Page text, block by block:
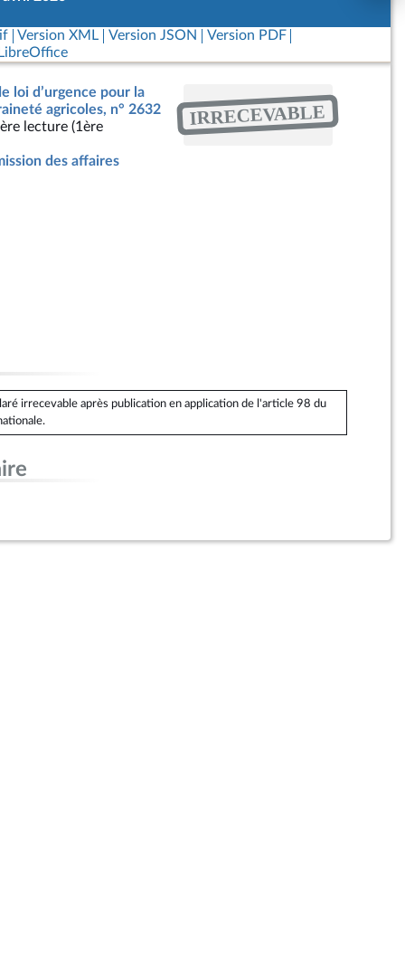
Version XML Version JSON
Version PDF
loi d’urgence pour la
agricoles, n° 2632
lecture (1ère
des affaires
IRRECEVABLE
irrecevable après publication en application de l'article 98 du